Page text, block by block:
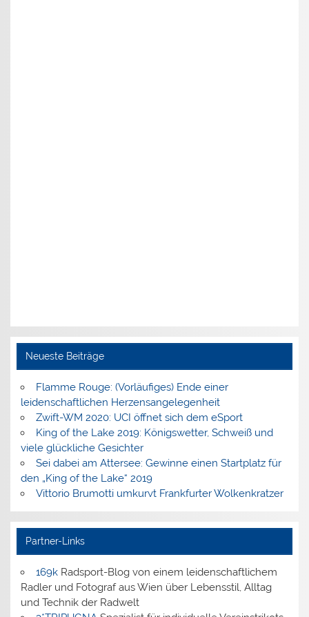
Neueste Beiträge
Flamme Rouge: (Vorläufiges) Ende einer
leidenschaftlichen Herzensangelegenheit
Zwift-WM 2020: UCI öffnet sich dem eSport
King of the Lake 2019: Königswetter, Schweiß und
viele glückliche Gesichter
Sei dabei am Attersee: Gewinne einen Startplatz für
den „King of the Lake“ 2019
Vittorio Brumotti umkurvt Frankfurter Wolkenkratzer
Partner-Links
169kRadsport-Blog von einem leidenschaftlichem
Radler und Fotograf aus Wien über Lebensstil, Alltag
und Technik der Radwelt